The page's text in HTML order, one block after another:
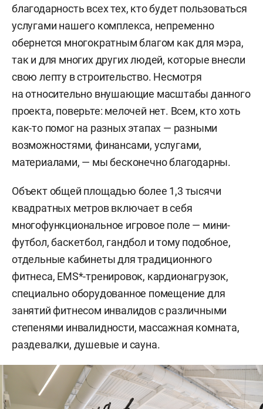
благодарность всех тех, кто будет пользоваться
услугами нашего комплекса, непременно
обернется многократным благом как для мэра,
так и для многих других людей, которые внесли
свою лепту в строительство. Несмотря
на относительно внушающие масштабы данного
проекта, поверьте: мелочей нет. Всем, кто хоть
как-то помог на разных этапах — разными
возможностями, финансами, услугами,
материалами, — мы бесконечно благодарны.
Объект общей площадью более 1,3 тысячи
квадратных метров включает в себя
многофункциональное игровое поле — мини-
футбол, баскетбол, гандбол и тому подобное,
отдельные кабинеты для традиционного
фитнеса, EMS*-тренировок, кардионагрузок,
специально оборудованное помещение для
занятий фитнесом инвалидов с различными
степенями инвалидности, массажная комната,
раздевалки, душевые и сауна.